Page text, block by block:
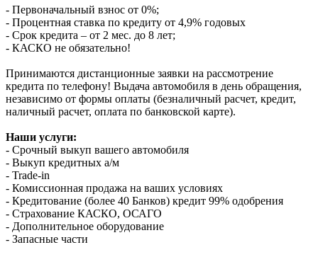
- Первоначальный взнос от 0%;
- Процентная ставка по кредиту от 4,9% годовых
- Срок кредита – от 2 мес. до 8 лет;
- КАСКО не обязательно!
Принимаются дистанционные заявки на рассмотрение
кредита по телефону! Выдача автомобиля в день обращения,
независимо от формы оплаты (безналичный расчет, кредит,
наличный расчет, оплата по банковской карте).
Наши услуги:
- Срочный выкуп вашего автомобиля
- Выкуп кредитных а/м
- Trade-in
- Комиссионная продажа на ваших условиях
- Кредитование (более 40 Банков) кредит 99% одобрения
- Страхование КАСКО, ОСАГО
- Дополнительное оборудование
- Запасные части